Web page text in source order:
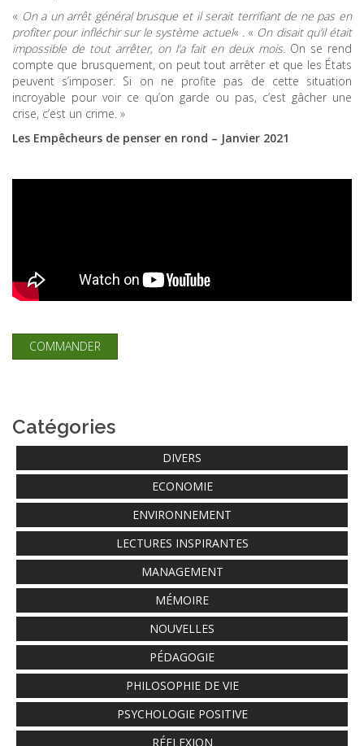
« On a un arrêt général brusque et il serait terrifiant de ne pas en
profiter pour infléchir sur le système actuel« . « On disait qu’il était
impossible de tout arrêter, on l’a fait en deux mois. On se rend
compte que brusquement, on peut tout arrêter et que les États
peuvent s’imposer. Si on ne profite pas de cette situation
incroyable pour voir ce qu’on garde ou pas, c’est gâcher une
crise, c’est un crime. »
Les Empêcheurs de penser en rond – Janvier 2021
COMMANDER
Catégories
DIVERS
ECONOMIE
ENVIRONNEMENT
LECTURES INSPIRANTES
MANAGEMENT
MÉMOIRE
NOUVELLES
PÉDAGOGIE
PHILOSOPHIE DE VIE
PSYCHOLOGIE POSITIVE
RÉFLEXION